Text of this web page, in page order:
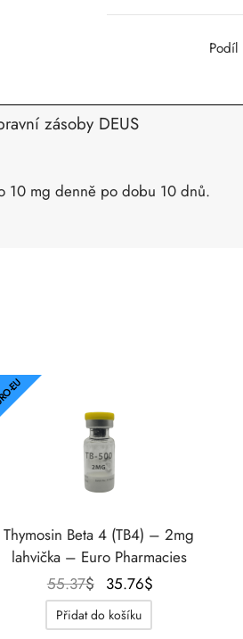
Podíl
zásoby DEUS
10 mg denně po dobu 10 dnů.
EU
Thymosin Beta 4 (TB4) – 2mg
lahvička – Euro Pharmacies
55.37$ Původní
cena
byla:
35.76$
Přidat do košíku